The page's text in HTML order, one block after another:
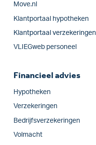
Move.nl
Klantportaal hypotheken
Klantportaal verzekeringen
VLIEGweb personeel
Financieel advies
Hypotheken
Verzekeringen
Bedrijfs­verzekeringen
Volmacht